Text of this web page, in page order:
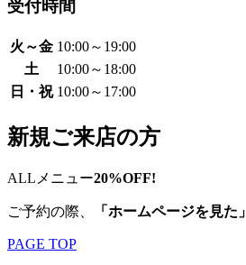
受付時間
火～金 10:00～19:00
土
10:00～18:00
日・祝 10:00～17:00
新規ご来店の方
ALLメニュー20%OFF!
ご予約の際、 「ホームページを見た」
PAGE TOP